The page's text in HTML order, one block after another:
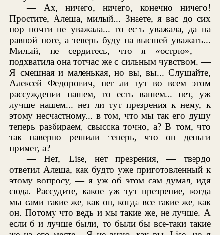
— Ах, ничего, ничего, конечно ничего!
Простите, Алеша, милый... Знаете, я вас до сих
пор почти не уважала... то есть уважала, да на
равной ноге, а теперь буду на высшей уважать...
Милый, не сердитесь, что я «острю», —
подхватила она тотчас же с сильным чувством. —
Я смешная и маленькая, но вы, вы... Слушайте,
Алексей Федорович, нет ли тут во всем этом
рассуждении нашем, то есть вашем... нет, уж
лучше нашем... нет ли тут презрения к нему, к
этому несчастному... в том, что мы так его душу
теперь разбираем, свысока точно, а? В том, что
так наверно решили теперь, что он деньги
примет, а?
— Нет, Lise, нет презрения, — твердо
ответил Алеша, как будто уже приготовленный к
этому вопросу, — я уж об этом сам думал, идя
сюда. Рассудите, какое уж тут презрение, когда
мы сами такие же, как он, когда все такие же, как
он. Потому что ведь и мы такие же, не лучше. А
если б и лучше были, то были бы все-таки такие